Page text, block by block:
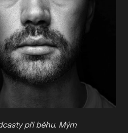
při běhu. Mým